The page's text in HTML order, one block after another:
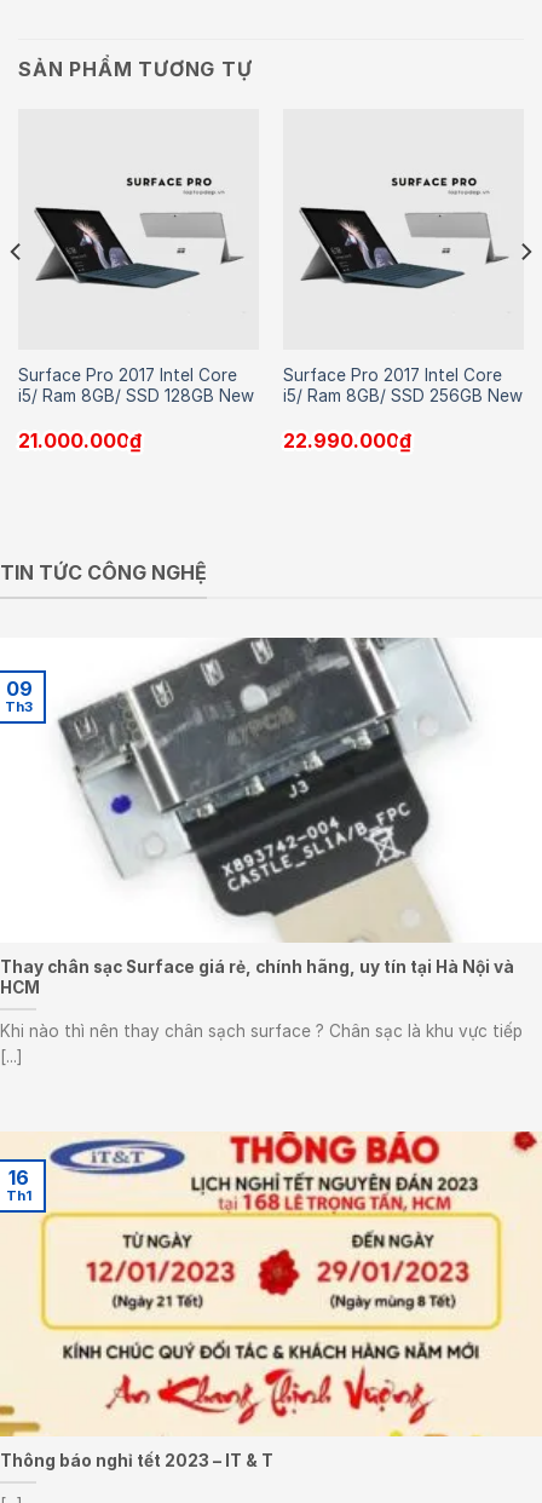
SẢN PHẨM TƯƠNG TỰ
Surface Pro 2017 Intel Core
i5/ Ram 8GB/ SSD 128GB New
21.000.000₫
Surface Pro 2017 Intel Core
i5/ Ram 8GB/ SSD 256GB New
22.990.000₫
TIN TỨC CÔNG NGHỆ
Thay chân sạc Surface giá rẻ, chính hãng, uy tín tại Hà Nội và
HCM
Khi nào thì nên thay chân sạch surface ? Chân sạc là khu vực tiếp
[...]
09
Th3
Thông báo nghỉ tết 2023 – IT & T
16
Th1